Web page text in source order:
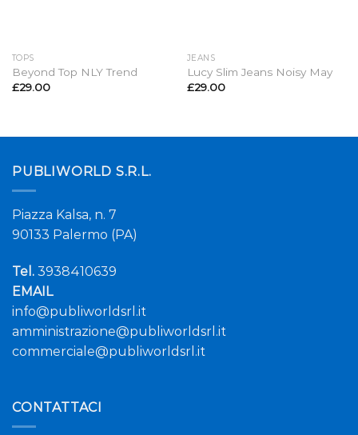
TOPS
Beyond Top NLY Trend
£29.00
JEANS
Lucy Slim Jeans Noisy May
£29.00
PUBLIWORLD S.R.L.
Piazza Kalsa, n. 7
90133 Palermo (PA)
Tel. 3938410639
EMAIL
info@publiworldsrl.it
amministrazione@publiworldsrl.it
commerciale@publiworldsrl.it
CONTATTACI